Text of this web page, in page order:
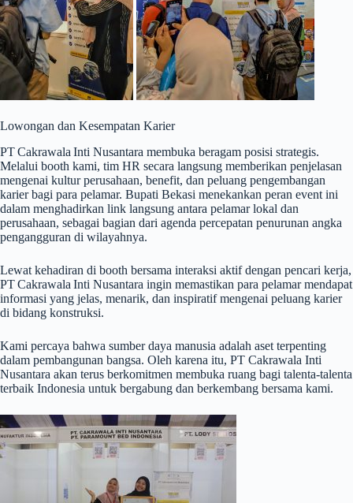
Lowongan dan Kesempatan Karier
PT Cakrawala Inti Nusantara membuka beragam posisi strategis.
Melalui booth kami, tim HR secara langsung memberikan penjelasan
mengenai kultur perusahaan, benefit, dan peluang pengembangan
karier bagi para pelamar. Bupati Bekasi menekankan peran event ini
dalam menghadirkan link langsung antara pelamar lokal dan
perusahaan, sebagai bagian dari agenda percepatan penurunan angka
pengangguran di wilayahnya.
Lewat kehadiran di booth bersama interaksi aktif dengan pencari kerja,
PT Cakrawala Inti Nusantara ingin memastikan para pelamar mendapat
informasi yang jelas, menarik, dan inspiratif mengenai peluang karier
di bidang konstruksi.
Kami percaya bahwa sumber daya manusia adalah aset terpenting
dalam pembangunan bangsa. Oleh karena itu, PT Cakrawala Inti
Nusantara akan terus berkomitmen membuka ruang bagi talenta-talenta
terbaik Indonesia untuk bergabung dan berkembang bersama kami.